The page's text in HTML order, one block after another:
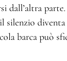
dall’altra
silenzio
barca può